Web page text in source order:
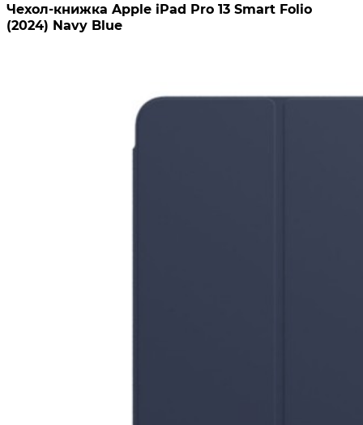
Чехол-книжка Apple iPad Pro 13 Smart Folio
(2024) Navy Blue